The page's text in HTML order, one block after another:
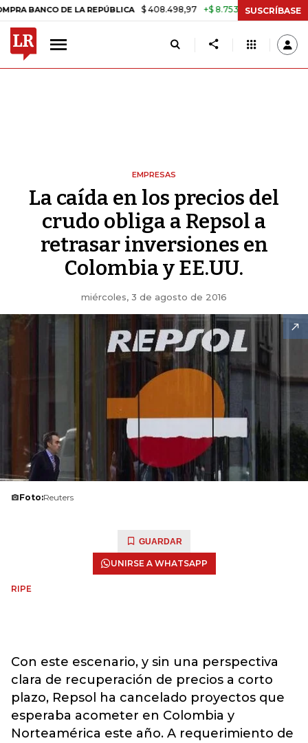
DE LA REPÚBLICA $ 408.498,97 +$ 8.753,81 +2,19% TASA
SUSCRÍBASE
EMPRESAS
La caída en los precios del
crudo obliga a Repsol a
retrasar inversiones en
Colombia y EE.UU.
miércoles, 3 de agosto de 2016
Foto:Reuters
GUARDAR
UNIRSE A WHATSAPP
RIPE
Con este escenario, y sin una perspectiva
clara de recuperación de precios a corto
plazo, Repsol ha cancelado proyectos que
esperaba acometer en Colombia y
Norteamérica este año. A requerimiento de